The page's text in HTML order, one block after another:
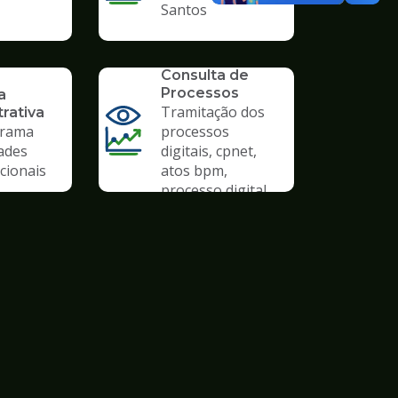
Santos
Consulta de
Processos
Tramitação dos
processos
digitais, cpnet,
atos bpm,
processo digital